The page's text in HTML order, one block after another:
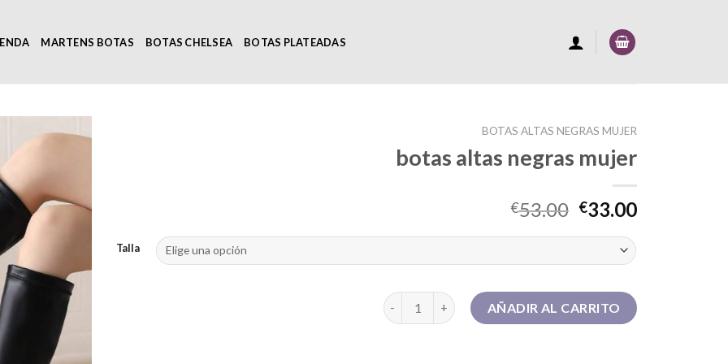
MARTENS BOTAS BOTAS CHELSEA BOTAS PLATEADAS
BOTAS ALTAS NEGRAS MUJER
botas altas negras mujer
€53.00 €33.00
Talla
botas altas negras mujer cantidad
AÑADIR AL CARRITO